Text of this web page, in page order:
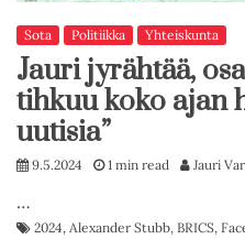
Sota Politiikka Yhteiskunta
Jauri jyrähtää,
tihkuu koko ajan
uutisia”
9.5.2024 1 min read Jauri
…
2024, Alexander Stubb, BRICS,